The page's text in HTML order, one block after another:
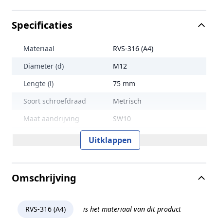
Specificaties
Materiaal
RVS-316 (A4)
Diameter (d)
M12
Lengte (l)
75 mm
Soort schroefdraad
Metrisch
Maat aandrijving
SW10
Kopvorm
Cilinderkop
Uitklappen
Omschrijving
RVS-316 (A4) is het materiaal van dit product